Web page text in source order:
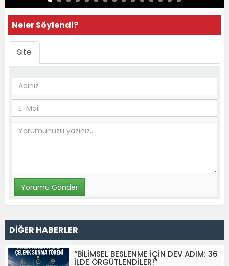
Neler Söylendi?
Site
DİĞER HABERLER
“BİLİMSEL BESLENME İÇİN DEV ADIM: 36
İLDE ÖRGÜTLENDİLER!”